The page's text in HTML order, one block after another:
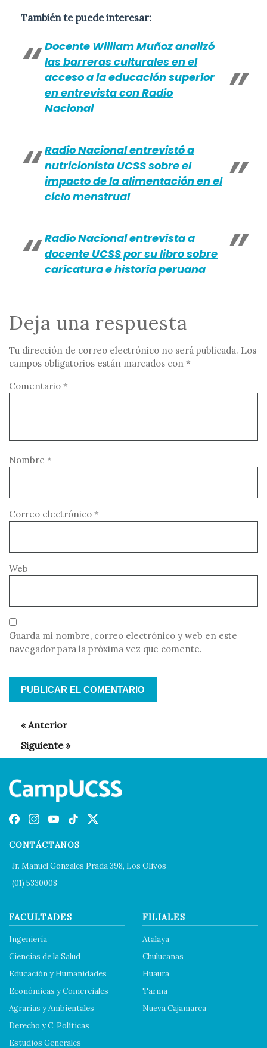
También te puede interesar:
Docente William Muñoz analizó
las barreras culturales en el
acceso a la educación superior
en entrevista con Radio
Nacional
Radio Nacional entrevistó a
nutricionista UCSS sobre el
impacto de la alimentación en el
ciclo menstrual
Radio Nacional entrevista a
docente UCSS por su libro sobre
caricatura e historia peruana
Deja una respuesta
Tu dirección de correo electrónico no será publicada. Los
campos obligatorios están marcados con *
Comentario *
Nombre *
Correo electrónico *
Web
Guarda mi nombre, correo electrónico y web en este
navegador para la próxima vez que comente.
CONTÁCTANOS
Jr. Manuel Gonzales Prada 398, Los Olivos
(01) 5330008
FACULTADES
Ingeniería
Ciencias de la Salud
Educación y Humanidades
Económicas y Comerciales
Agrarias y Ambientales
Derecho y C. Políticas
Estudios Generales
FILIALES
Atalaya
Chulucanas
Huaura
Tarma
Nueva Cajamarca